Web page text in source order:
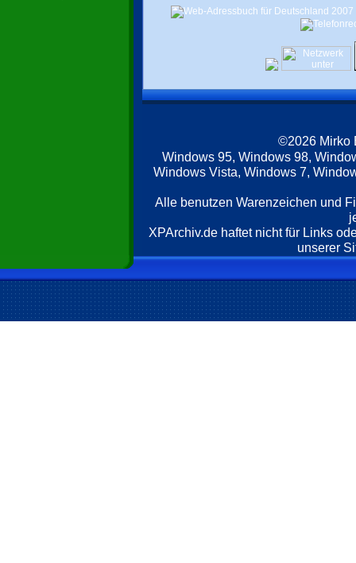
©2026 Mirko
Windows 95, Windows 98,
Windows Vista, Windows 7,
Alle benutzen Warenzeichen und
XPArchiv.de haftet nicht für Links
unserer